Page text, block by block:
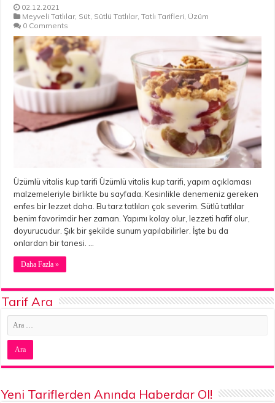
02.12.2021
Meyveli Tatlılar, Süt, Sütlü Tatlılar,Tatlı Tarifleri, Üzüm
0 Comments
Üzümlü vitalis kup tarifi Üzümlü vitalis kup tarifi, yapım açıklaması
malzemeleriyle birlikte bu sayfada. Kesinlikle denemeniz gereken
enfes bir lezzet daha. Bu tarz tatlıları çok severim. Sütlü tatlılar
benim favorimdir her zaman. Yapımı kolay olur, lezzeti hafif olur,
doyurucudur. Şık bir şekilde sunum yapılabilirler. İşte bu da
onlardan bir tanesi. …
Daha Fazla »
Tarif Ara
Yeni Tariflerden Anında Haberdar Ol!